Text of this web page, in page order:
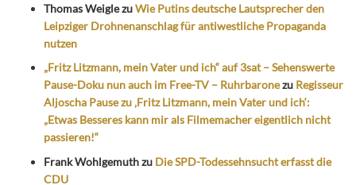
Thomas WeiglezuWie Putins deutsche Lautsprecher den
Leipziger Drohnenanschlag für antiwestliche Propaganda
nutzen
„Fritz Litzmann, mein Vater und ich“ auf 3sat – Sehenswerte
Pause-Doku nun auch im Free-TV – Ruhrbaronezu Regisseur
Aljoscha Pause zu ‚Fritz Litzmann, mein Vater und ich‘:
„Etwas Besseres kann mir als Filmemacher eigentlich nicht
passieren!“
Frank Wohlgemuthzu Die SPD-Todessehnsucht erfasst die
CDU